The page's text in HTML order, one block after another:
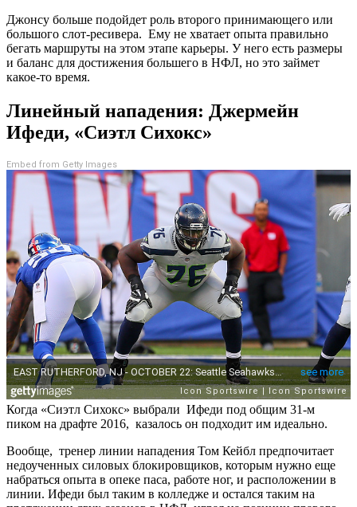
Джонсу больше подойдет роль второго принимающего или
большого слот-ресивера. Ему не хватает опыта правильно
бегать маршруты на этом этапе карьеры. У него есть размеры
и баланс для достижения большего в НФЛ, но это займет
какое-то время.
Линейный нападения: Джермейн
Ифеди, «Сиэтл Сихокс»
Embed from Getty Images
Когда «Сиэтл Сихокс» выбрали Ифеди под общим 31-м
пиком на драфте 2016, казалось он подходит им идеально.
Вообще, тренер линии нападения Том Кейбл предпочитает
недоученных силовых блокировщиков, которым нужно еще
набраться опыта в опеке паса, работе ног, и расположении в
линии. Ифеди был таким в колледже и остался таким на